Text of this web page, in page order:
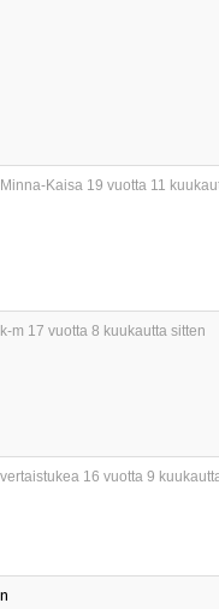
Minna-Kaisa 19 vuotta 11
k-m 17 vuotta 8 kuukautta sitten
vertaistukea 16 vuotta 9